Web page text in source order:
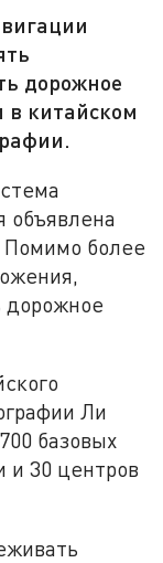
дорожное
в китайском
объявлена
Помимо более
дорожное
Ли
базовых
и 30 центров